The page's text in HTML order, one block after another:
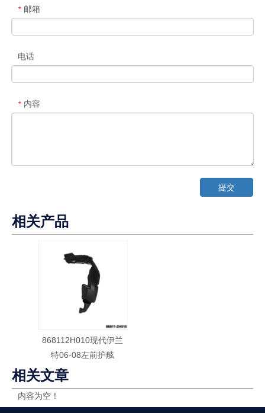
* 邮箱
电话
* 内容
提交
相关产品
868112H010现代伊兰
特06-08左前护舷
相关文章
内容为空！